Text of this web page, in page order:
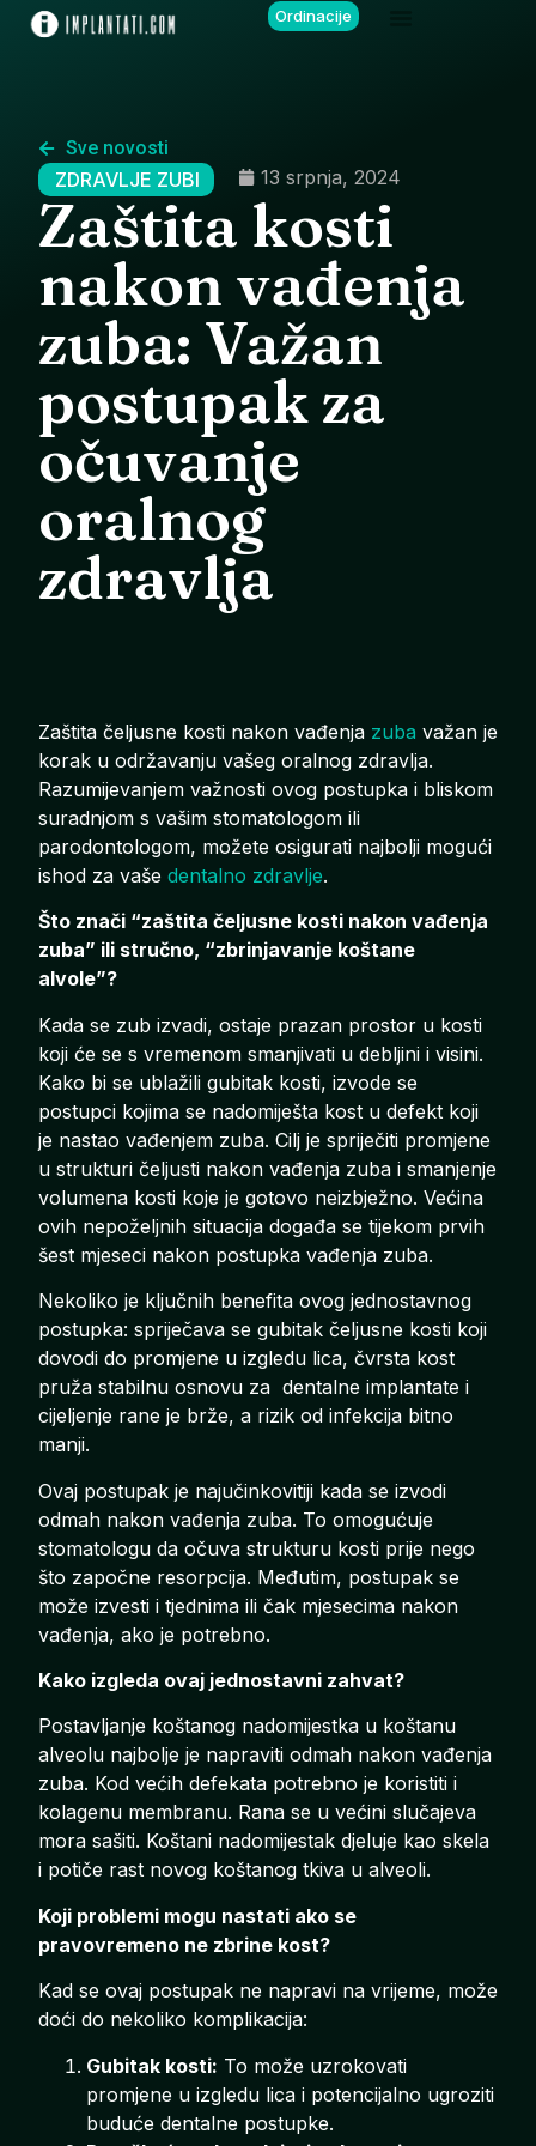
Ordinacije
Sve novosti
ZDRAVLJE ZUBI 13 srpnja, 2024
Zaštita kosti
nakon vađenja
zuba: Važan
postupak za
očuvanje
oralnog
zdravlja
Zaštita čeljusne kosti nakon vađenja zuba važan je
korak u održavanju vašeg oralnog zdravlja.
Razumijevanjem važnosti ovog postupka i bliskom
suradnjom s vašim stomatologom ili
parodontologom, možete osigurati najbolji mogući
ishod za vaše dentalno zdravlje.
Što znači “zaštita čeljusne kosti nakon vađenja
zuba” ili stručno, “zbrinjavanje koštane
alvole”?
Kada se zub izvadi, ostaje prazan prostor u kosti
koji će se s vremenom smanjivati u debljini i visini.
Kako bi se ublažili gubitak kosti, izvode se
postupci kojima se nadomiješta kost u defekt koji
je nastao vađenjem zuba. Cilj je spriječiti promjene
u strukturi čeljusti nakon vađenja zuba i smanjenje
volumena kosti koje je gotovo neizbježno. Većina
ovih nepoželjnih situacija događa se tijekom prvih
šest mjeseci nakon postupka vađenja zuba.
Nekoliko je ključnih benefita ovog jednostavnog
postupka: spriječava se gubitak čeljusne kosti koji
dovodi do promjene u izgledu lica, čvrsta kost
pruža stabilnu osnovu za dentalne implantate i
cijeljenje rane je brže, a rizik od infekcija bitno
manji.
Ovaj postupak je najučinkovitiji kada se izvodi
odmah nakon vađenja zuba. To omogućuje
stomatologu da očuva strukturu kosti prije nego
što započne resorpcija. Međutim, postupak se
može izvesti i tjednima ili čak mjesecima nakon
vađenja, ako je potrebno.
Kako izgleda ovaj jednostavni zahvat?
Postavljanje koštanog nadomijestka u koštanu
alveolu najbolje je napraviti odmah nakon vađenja
zuba. Kod većih defekata potrebno je koristiti i
kolagenu membranu. Rana se u većini slučajeva
mora sašiti. Koštani nadomijestak djeluje kao skela
i potiče rast novog koštanog tkiva u alveoli.
Koji problemi mogu nastati ako se
pravovremeno ne zbrine kost?
Kad se ovaj postupak ne napravi na vrijeme, može
doći do nekoliko komplikacija:
Gubitak kosti: To može uzrokovati
promjene u izgledu lica i potencijalno ugroziti
buduće dentalne postupke.